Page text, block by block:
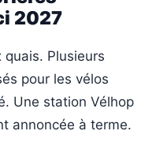
2027
Plusieurs
pour les vélos
Une station Vélhop
annoncée à terme.